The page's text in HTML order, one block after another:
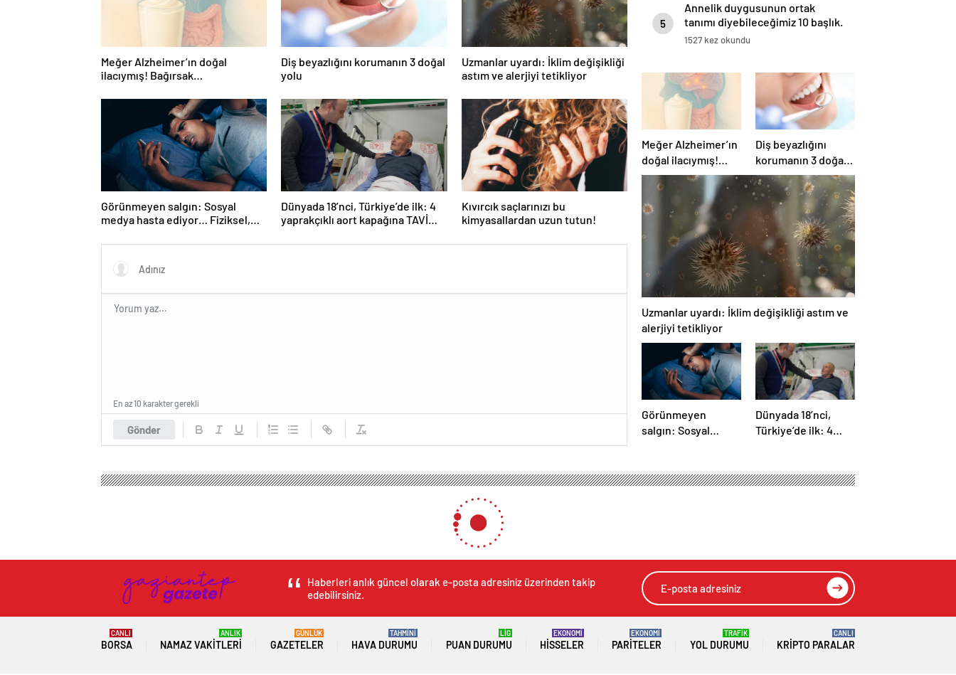
Meğer Alzheimer’ın doğal
ilacıymış! Bağırsak
Diş beyazlığını korumanın 3 doğal
yolu
Uzmanlar uyardı: İklim değişikliği
astım ve alerjiyi tetikliyor
Görünmeyen salgın: Sosyal
medya hasta ediyor… Fiziksel,
inanamayacaksınız
Dünyada 18’nci, Türkiye’de ilk: 4
yaprakçıklı aort kapağına TAVİ
Kıvırcık saçlarınızı bu
kimyasallardan uzun tutun!
Gönder
En az 10 karakter gerekli
5
Annelik duygusunun ortak
tanımı diyebileceğimiz 10 başlık.
1527 kez okundu
Meğer Alzheimer’ın
doğal ilacıymış!
Bağırsak
iltihaplanmasını
önlüyor…
Diş beyazlığını
korumanın 3 doğal
yolu
Uzmanlar uyardı: İklim değişikliği astım ve
alerjiyi tetikliyor
Görünmeyen
salgın: Sosyal
duygusal, zihinsel
Dünyada 18’nci,
Türkiye’de ilk: 4
operasyonu
Haberleri anlık güncel olarak e-posta adresiniz üzerinden takip
edebilirsiniz.
BORSA
CANLI
NAMAZ VAKITLERI
ANLIK
GAZETELER
GÜNLÜK
HAVA DURUMU
TAHMİNİ
PUAN DURUMU
LİG
HISSELER
EKONOMİ
PARITELER
EKONOMİ
YOL DURUMU
TRAFİK
KRIPTO PARALAR
CANLI